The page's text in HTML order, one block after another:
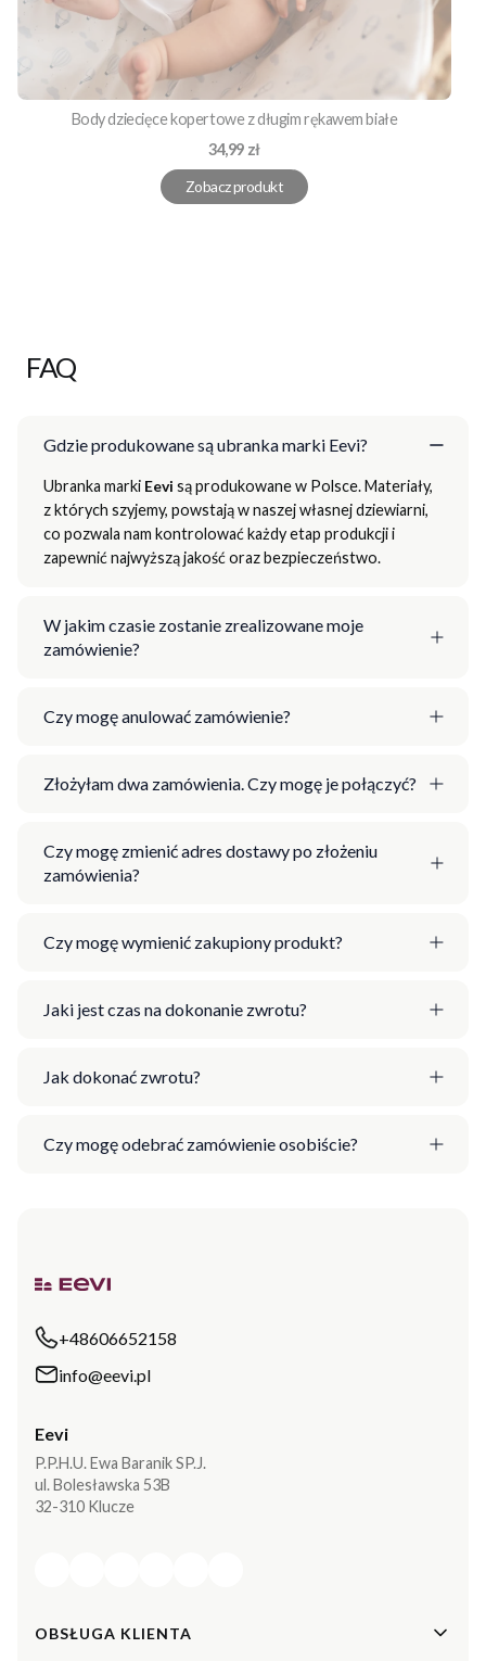
Body dziecięce kopertowe z długim rękawem białe
Cena
34,99 zł
Zobacz produkt
FAQ
Gdzie produkowane są ubranka marki Eevi?
Ubranka marki Eevi są produkowane w Polsce. Materiały,
z których szyjemy, powstają w naszej własnej dziewiarni,
co pozwala nam kontrolować każdy etap produkcji i
zapewnić najwyższą jakość oraz bezpieczeństwo.
W jakim czasie zostanie zrealizowane moje
zamówienie?
Czy mogę anulować zamówienie?
Złożyłam dwa zamówienia. Czy mogę je połączyć?
Czy mogę zmienić adres dostawy po złożeniu
zamówienia?
Czy mogę wymienić zakupiony produkt?
Jaki jest czas na dokonanie zwrotu?
Jak dokonać zwrotu?
Czy mogę odebrać zamówienie osobiście?
+48606652158
info@eevi.pl
Eevi
P.P.H.U. Ewa Baranik SP.J.
ul. Bolesławska 53B
32-310 Klucze
Linki w stopce
OBSŁUGA KLIENTA